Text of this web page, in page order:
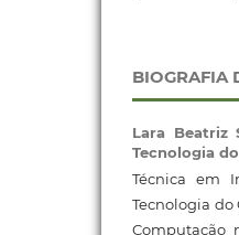
BIOGRAFIA
Lara Beatriz
Tecnologia
Técnica em
Tecnologia do
Computação